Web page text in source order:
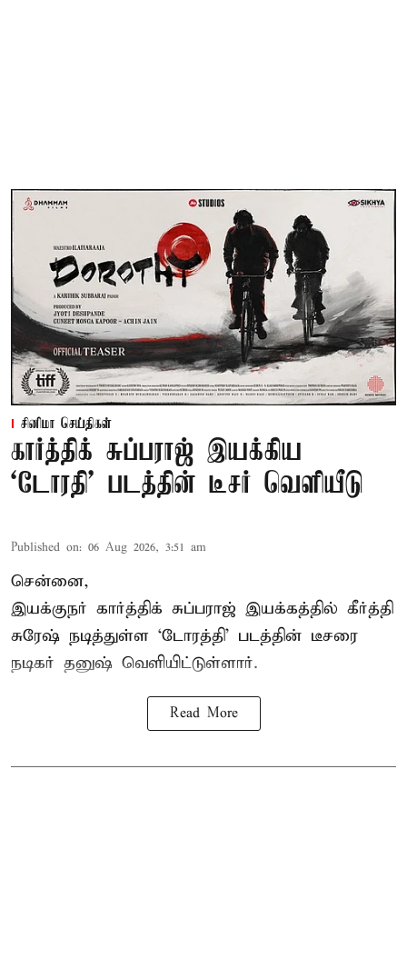
சினிமா செய்திகள்
கார்த்திக் சுப்பராஜ் இயக்கிய
`டோரதி' படத்தின் டீசர் வெளியீடு
Published on: 06 Aug 2026, 3:51 am
சென்னை,
இயக்குநர் கார்த்திக் சுப்பராஜ் இயக்கத்தில் கீர்த்தி
சுரேஷ் நடித்துள்ள `டோரத்தி' படத்தின் டீசரை
நடிகர் தனுஷ் வெளியிட்டுள்ளார்.
Read More